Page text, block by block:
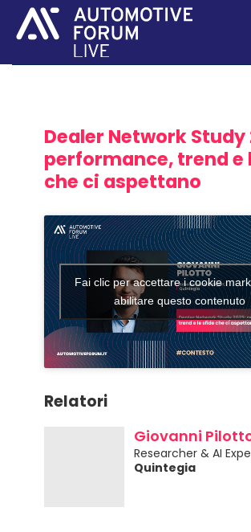
Dealer Network Study
performance, trend e
che ci aspettano
Fai clic per accettare i cookie
abilitare questo contenuto
Relatori
Giovanni
Researcher & AI
Quintegia